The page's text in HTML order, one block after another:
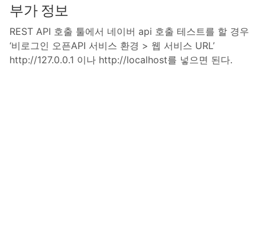
부가 정보
REST API 호출 툴에서 네이버 api 호출 테스트를 할 경우
‘비로그인 오픈API 서비스 환경 > 웹 서비스 URL’
http://127.0.0.1 이나 http://localhost를 넣으면 된다.